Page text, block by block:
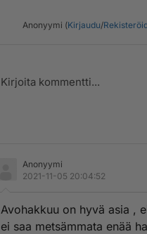
Anonyymi (Kirjaudu/
Anonyymi
2021-11-05 20:04:52
Avohakkuu on hyvä asia ,
ei saa metsämmata enää